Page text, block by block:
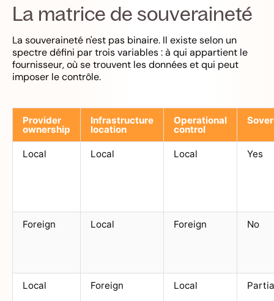
La matrice de souveraineté
La souveraineté n'est pas binaire. Il existe selon un
spectre défini par trois variables : à qui appartient le
fournisseur, où se trouvent les données et qui peut
imposer le contrôle.
Provider
ownership
Infrastructure
location
Operational
control
Local Local Local Yes
Foreign Local Foreign No
Local Foreign Local